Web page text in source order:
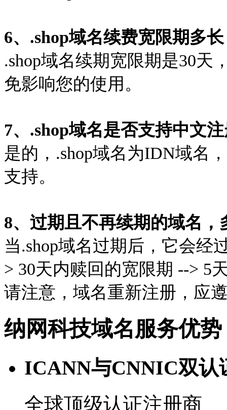
6、.shop域名续费宽限期多
.shop域名续期宽限期是30天
免影响您的使用。
7、.shop域名是否支持中文
是的，.shop域名为IDN域名
支持。
8、过期且不再续期的域名
当.shop域名过期后，它会经
> 30天内赎回的宽限期 --> 5
请注意，域名重新注册，应
纳网科技域名服务优势
ICANN与CNNIC双认
全球顶级认证注册商